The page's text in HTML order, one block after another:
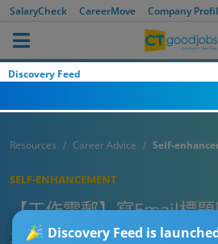
SalaryCheck CareerMove Company
Discovery Feed
Discovery Feed is
Resources Career Advice Self-
SELF-ENHANCEMENT
【工作電郵】寫Email標
最常犯嘅錯誤你有冇犯？